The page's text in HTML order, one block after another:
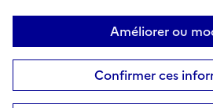
Améliorer ou
Confirmer ces